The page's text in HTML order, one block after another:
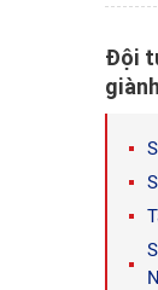
Đội